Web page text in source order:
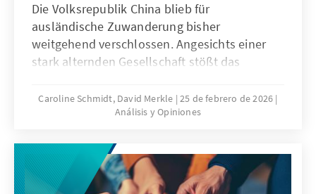
Die Volksrepublik China blieb für
ausländische Zuwanderung bisher
weitgehend verschlossen. Angesichts einer
stark alternden Gesellschaft stößt das
seine Grenzen, was die gezielte Anwerbung
ausländischer Fach- und Arbeitskräfte auf
Deutschland und Europa könnte mit China ein
neuer Wettbewerber im globalen Wettbewerb
um Talente entstehen.
Caroline Schmidt, David Merkle 25 de febrero de 2026
Análisis y Opiniones